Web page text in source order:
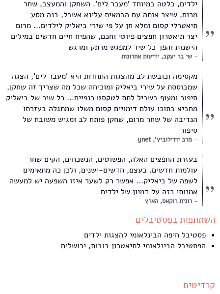
ילדים, בלטה במיוחד 'מעבר לים'. השחקן והמעצב, שחר
מרום, שיצר אותה עם הבמאית עלינא אשבל, בנה מסע
תיאטרלי קסום ומלא חן על פי שירי ביאליק לילדים... מרום
יצר תיאטרון חפצים פיוטי וחכם, שהפיח חיים חדשים במילים
הישנות והפך כל שיר למפגש מרתק ומרגש
שי בר יעקב, ידיעות אחרונות
מקסימה וכובשת לב מהצגות התחרות היא 'מעבר לים', הצגה
שמבוססת על שירי ביאליק ומוכיחה שכל מה שצריך זה שחקן,
סיפור ומעוף בשביל לתת לטקסט כנפיים... כל שיר של ביאליק
מחביא בתוכו עולם דימויים קסום משלו שמתגלה בעזרתו
הנדיבה של שחר מרום, שחקן פותח לב ומגיש משובח של
סיפור
מרב יודילוביץ', ynet
בעזרת החפצים האלה, הפשוטים, הנשכחים, הקים שחר
עולמות חדשים. בעצם, חדשים-ישנים, ולכן כה מתאימים
לשפה של ביאליק... אפשר רק לשער איזו השפעה יש למעשה
אמנותי כזה על דמיון של ילדים
רונית רוקאס, הארץ
השתתפות בפסטיבלים
פסטיבל חיפה הבינלאומי להצגות ילדים
הפסטיבל הבינלאומי לתיאטרון בובות, ירושלים
קרדיטים